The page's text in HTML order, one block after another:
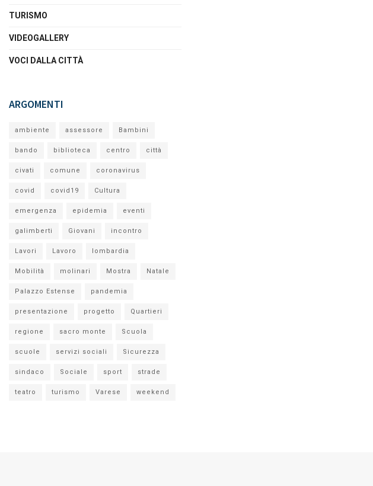
TURISMO
VIDEOGALLERY
VOCI DALLA CITTÀ
ARGOMENTI
ambiente assessore Bambini
bando biblioteca centro città
civati comune coronavirus
covid covid19 Cultura
emergenza epidemia eventi
galimberti Giovani incontro
Lavori Lavoro lombardia
Mobilità molinari Mostra Natale
Palazzo Estense pandemia
presentazione progetto Quartieri
regione sacro monte Scuola
scuole servizi sociali Sicurezza
sindaco Sociale sport strade
teatro turismo Varese weekend